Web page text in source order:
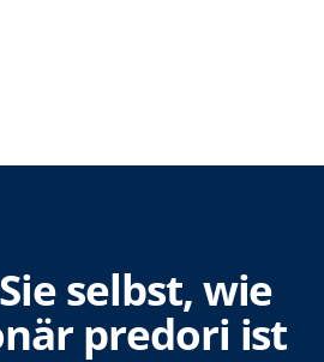
selbst, wie
predori ist